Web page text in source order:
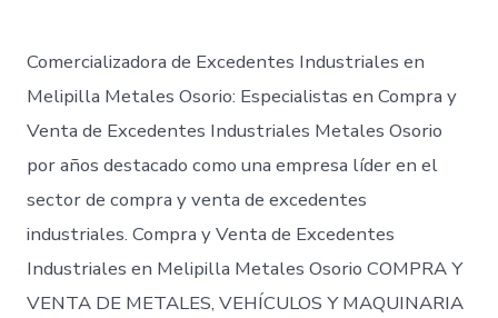
Comercializadora de Excedentes Industriales en
Melipilla Metales Osorio: Especialistas en Compra y
Venta de Excedentes Industriales Metales Osorio
por años destacado como una empresa líder en el
sector de compra y venta de excedentes
industriales. Compra y Venta de Excedentes
Industriales en Melipilla Metales Osorio COMPRA Y
VENTA DE METALES, VEHÍCULOS Y MAQUINARIA